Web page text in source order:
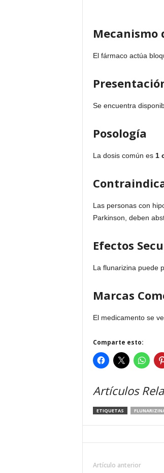
Mecanismo
El fármaco actúa
Se encuentra
Posología
La dosis común es 1
Las personas con
Parkinson, deben
Efectos
La flunarizina puede
Marcas
El medicamento se
Comparte esto:
Artículos
ETIQUETAS
Artículo anterior